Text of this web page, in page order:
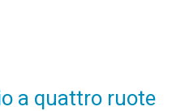
a quattro ruote